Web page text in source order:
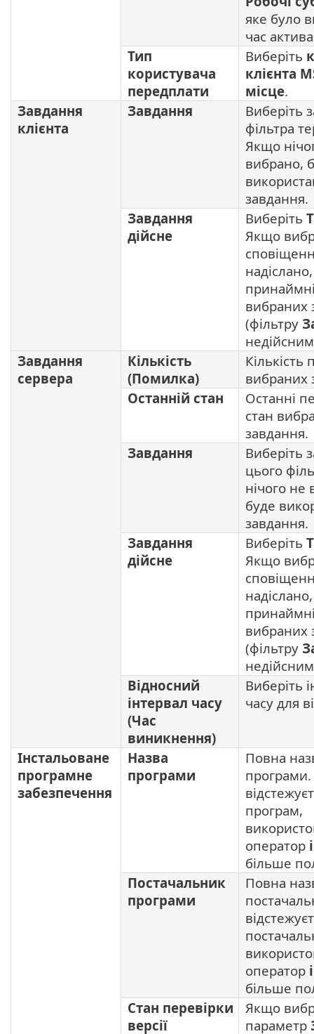
яке було
час
Тип
користувача
передплати
Виберіть
клієнта
місце.
Завдання
клієнта
Завдання
Виберіть
фільтра
Якщо
вибрано,
завдання.
Завдання
дійсне
Виберіть
Якщо
вибраних
(фільтру
Завдання
сервера
Кількість
(Помилка)
вибраних
Останній стан
Останні
стан
завдання.
Завдання
Виберіть
цього
нічого не
буде
завдання.
Завдання
дійсне
Виберіть
Якщо
вибраних
(фільтру
Відносний
інтервал часу
(Час
виникнення)
Виберіть
часу для
Інстальоване
програмне
забезпечення
Назва
програми
Повна
програм,
оператор
більше
Постачальник
програми
Повна
оператор
більше
Стан перевірки
версії
Якщо
параметр